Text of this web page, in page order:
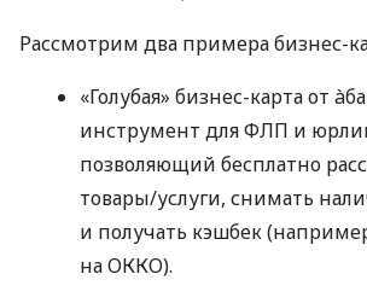
Рассмотрим два примера бизнес-
«Голубая» бизнес-карта от
инструмент для ФЛП и
позволяющий бесплатно
товары/услуги, снимать
и получать кэшбек
на ОККО).